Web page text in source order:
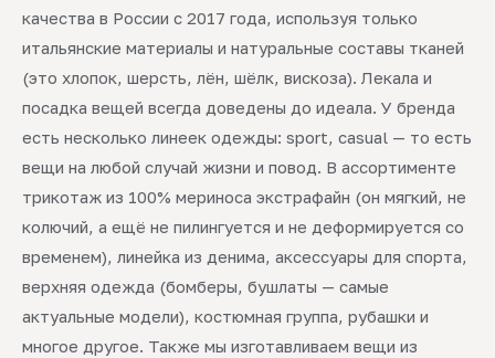
качества в России с 2017 года, используя только
итальянские материалы и натуральные составы тканей
(это хлопок, шерсть, лён, шёлк, вискоза). Лекала и
посадка вещей всегда доведены до идеала. У бренда
есть несколько линеек одежды: sport, casual — то есть
вещи на любой случай жизни и повод. В ассортименте
трикотаж из 100% мериноса экстрафайн (он мягкий, не
колючий, а ещё не пилингуется и не деформируется со
временем), линейка из денима, аксессуары для спорта,
верхняя одежда (бомберы, бушлаты — самые
актуальные модели), костюмная группа, рубашки и
многое другое. Также мы изготавливаем вещи из